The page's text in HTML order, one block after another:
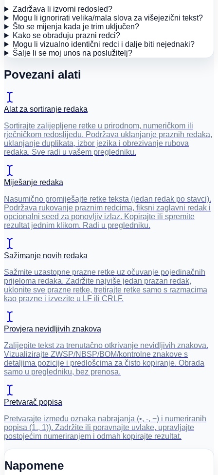
Zadržava li izvorni redosled?
Mogu li ignorirati velika/mala slova za višejezični tekst?
Što se mijenja kada je trim uključen?
Kako se obrađuju prazni redci?
Mogu li vizualno identični redci i dalje biti nejednaki?
Šalje li se moj unos na poslužitelj?
Povezani alati
Alat za sortiranje redaka
Sortirajte zalijepljene retke u prirodnom, numeričkom ili
rječničkom redoslijedu. Podržava uklanjanje praznih redaka,
uklanjanje duplikata, izbor jezika i obrezivanje rubova
redaka. Sve radi u vašem pregledniku.
Miješanje redaka
Nasumično promiješajte retke teksta (jedan redak po stavci).
Podržava rukovanje praznim redcima, fiksni zaglavni redak i
opcionalni seed za ponovljiv izlaz. Kopirajte ili spremite
rezultat jednim klikom. Radi u pregledniku.
Sažimanje novih redaka
Sažmite uzastopne prazne retke uz očuvanje pojedinačnih
prijeloma redaka. Zadržite najviše jedan prazan redak,
uklonite sve prazne retke, tretirajte retke samo s razmacima
kao prazne i izvezite u LF ili CRLF.
Provjera nevidljivih znakova
Zalijepite tekst za trenutačno otkrivanje nevidljivih znakova.
Vizualizirajte ZWSP/NBSP/BOM/kontrolne znakove s
detaljima pozicije i predlošcima za čisto kopiranje. Obrada
samo u pregledniku, bez prenosa.
Pretvarač popisa
Pretvarajte između oznaka nabrajanja (•, -, −) i numeriranih
popisa (1., 1)). Zadržite ili poravnajte uvlake, upravljajte
postojećim numeriranjem i odmah kopirajte rezultat.
Napomene